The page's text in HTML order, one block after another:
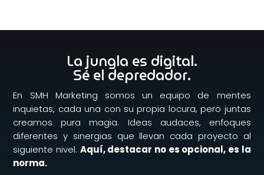
La jungla es digital.
Sé el depredador.
En SMH Marketing somos un equipo de mentes
inquietas, cada una con su propia locura, pero juntas
creamos pura magia. Ideas audaces, enfoques
diferentes y sinergias que llevan cada proyecto al
siguiente nivel. Aquí, destacar no es opcional, es la
norma.